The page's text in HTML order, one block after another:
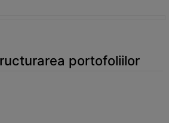
portofoliilor